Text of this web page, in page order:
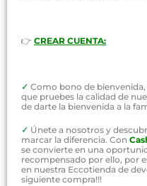
👉 CREAR CUENTA:
✓ Como bono de
que pruebes la calidad de
de darte la bienvenida a la
✓ Únete a nosotros y
marcar la diferencia. Con
se convierte en una
recompensado por ello, por
en nuestra Eccotienda de
siguiente compra!!!